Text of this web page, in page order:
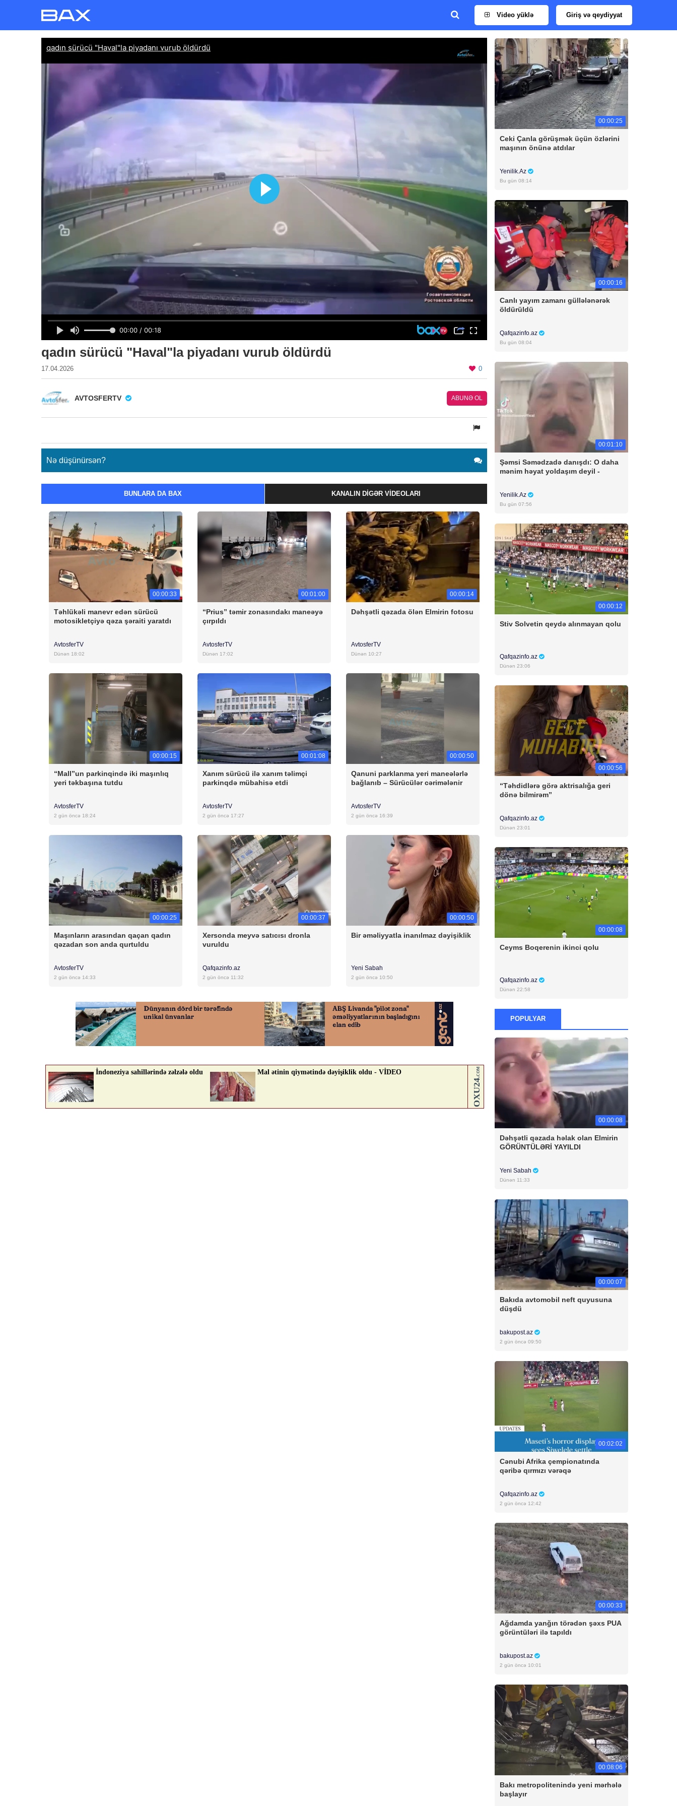
Video yüklə Giriş və qeydiyyat
qadın sürücü "Haval"la piyadanı vurub öldürdü
17.04.2026 0
AVTOSFERTV ABUNƏ OL
Nə düşünürsən?
BUNLARA DA BAX KANALIN DIGƏR VIDEOLARI
00:00:33
Təhlükəli manevr edən sürücü
motosikletçiyə qəza şəraiti yaratdı
AvtosferTV
Dünən 18:02
00:01:00
“Prius” təmir zonasındakı maneəyə
çırpıldı
AvtosferTV
Dünən 17:02
00:00:14
Dəhşətli qəzada ölən Elmirin fotosu
AvtosferTV
Dünən 10:27
00:00:15
“Mall”un parkinqində iki maşınlıq
yeri təkbaşına tutdu
AvtosferTV
2 gün öncə 18:24
00:01:08
Xanım sürücü ilə xanım təlimçi
parkinqdə mübahisə etdi
AvtosferTV
2 gün öncə 17:27
00:00:50
Qanuni parklanma yeri maneələrlə
bağlanıb – Sürücülər cərimələnir
AvtosferTV
2 gün öncə 16:39
00:00:25
Maşınların arasından qaçan qadın
qəzadan son anda qurtuldu
AvtosferTV
2 gün öncə 14:33
00:00:37
Xersonda meyvə satıcısı dronla
vuruldu
Qafqazinfo.az
2 gün öncə 11:32
00:00:50
Bir əməliyyatla inanılmaz dəyişiklik
Yeni Sabah
2 gün öncə 10:50
00:00:25
Ceki Çanla görüşmək üçün özlərini
maşının önünə atdılar
Yenilik.Az
Bu gün 08:14
00:00:16
Canlı yayım zamanı güllələnərək
öldürüldü
Qafqazinfo.az
Bu gün 08:04
00:01:10
Şəmsi Səmədzadə danışdı: O daha
mənim həyat yoldaşım deyil -
Yenilik.Az
Bu gün 07:56
00:00:12
Stiv Solvetin qeydə alınmayan qolu
Qafqazinfo.az
Dünən 23:06
00:00:56
“Təhdidlərə görə aktrisalığa geri
dönə bilmirəm”
Qafqazinfo.az
Dünən 23:01
00:00:08
Ceyms Boqerenin ikinci qolu
Qafqazinfo.az
Dünən 22:58
POPULYAR
00:00:08
Dəhşətli qəzada həlak olan Elmirin
GÖRÜNTÜLƏRİ YAYILDI
Yeni Sabah
Dünən 11:33
00:00:07
Bakıda avtomobil neft quyusuna
düşdü
bakupost.az
2 gün öncə 09:50
00:02:02
Cənubi Afrika çempionatında
qəribə qırmızı vərəqə
Qafqazinfo.az
2 gün öncə 12:42
00:00:33
Ağdamda yanğın törədən şəxs PUA
görüntüləri ilə tapıldı
bakupost.az
2 gün öncə 10:01
00:08:06
Bakı metropolitenində yeni mərhələ
başlayır